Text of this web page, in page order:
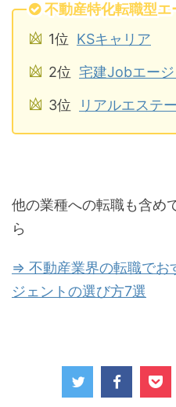
不動産特化転職型
1位 KSキャリア
2位 宅建Jobエージ
3位
リアルエステ
他の業種への転職も含め
ら
⇒ 不動産業界の転職でお
ジェントの選び方7選